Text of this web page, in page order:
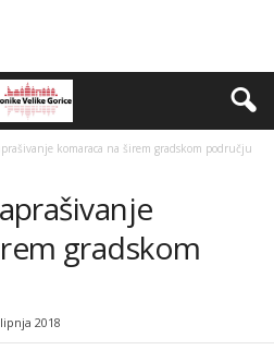
komaraca na širem gradskom području
gradskom
2018